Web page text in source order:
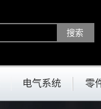
电气系统 零